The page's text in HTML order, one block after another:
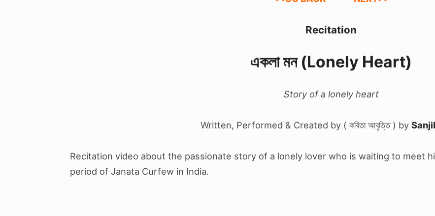
Recitation
একলা মন (Lonely Heart)
Story of a lonely heart
Written, Performed & Created by ( কবিতা আবৃত্তি ) by
Recitation video about the passionate story of a lonely lover who is waiting to meet
period of Janata Curfew in India.